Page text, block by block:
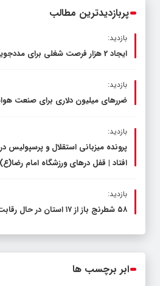
پربازدیدترین مطالب
بازدید:
ایجاد 2 هزار فرصت شغلی برای مددجویان طی ۵ سال گذشته
بازدید:
ضررهای میلیون دلاری برای صنعت
بازدید:
پرونده میزبانی استقلال و پرسپولیس
افتاد | قفل در‌های ورزشگاه امام
بازدید:
۵۸ شطرنج‌ باز از ۱۷ استان در حال رقابت در گلمکان
ابر برچسب ها